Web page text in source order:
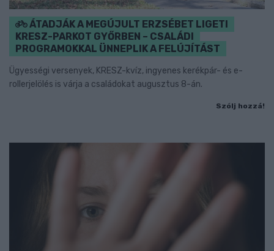
ÁTADJÁK A MEGÚJULT ERZSÉBET LIGETI
KRESZ-PARKOT GYŐRBEN – CSALÁDI
PROGRAMOKKAL ÜNNEPLIK A FELÚJÍTÁST
Ügyességi versenyek, KRESZ-kvíz, ingyenes kerékpár- és e-
rollerjelölés is várja a családokat augusztus 8-án.
Szólj hozzá!